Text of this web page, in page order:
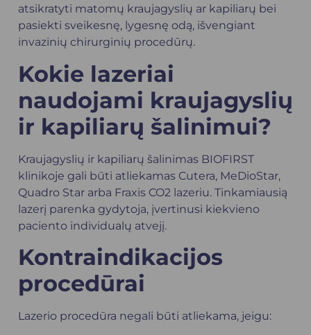
atsikratyti matomų kraujagyslių ar kapiliarų bei
pasiekti sveikesnę, lygesnę odą, išvengiant
invazinių chirurginių procedūrų.
Kokie lazeriai
naudojami kraujagyslių
ir kapiliarų šalinimui?
Kraujagyslių ir kapiliarų šalinimas BIOFIRST
klinikoje gali būti atliekamas Cutera, MeDioStar,
Quadro Star arba Fraxis CO2 lazeriu. Tinkamiausią
lazerį parenka gydytoja, įvertinusi kiekvieno
paciento individualų atvejį.
Kontraindikacijos
procedūrai
Lazerio procedūra negali būti atliekama, jeigu: